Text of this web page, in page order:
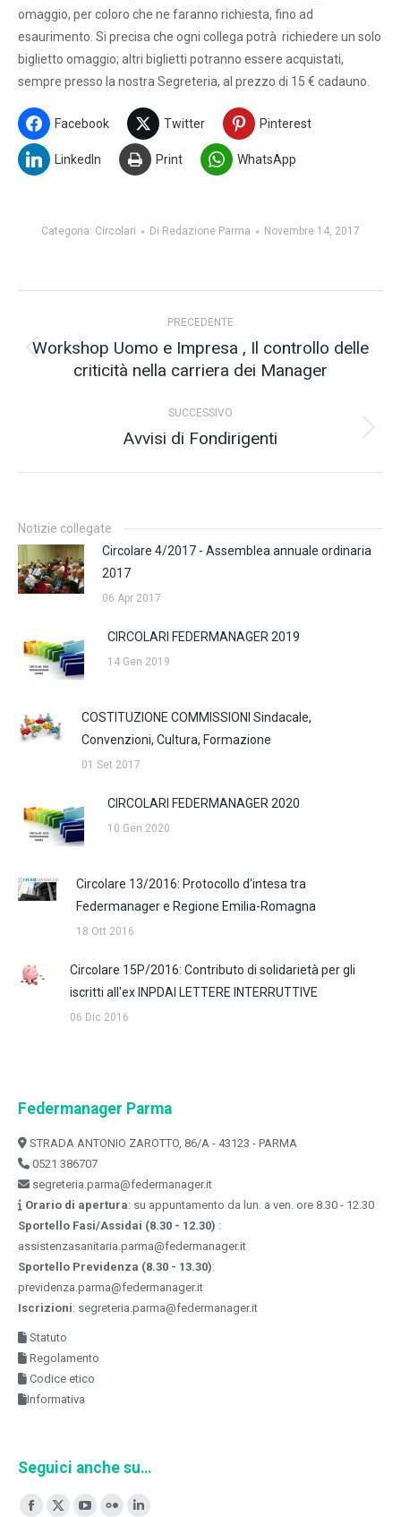
omaggio, per coloro che ne faranno richiesta, fino ad
esaurimento. Si precisa che ogni collega potrà richiedere un solo
biglietto omaggio; altri biglietti potranno essere acquistati,
sempre presso la nostra Segreteria, al prezzo di 15 € cadauno.
Facebook Twitter Pinterest
LinkedIn Print WhatsApp
Categoria: Circolari Di Redazione Parma Novembre 14, 2017
tra
PRECEDENTE
Post
precedente:
Workshop Uomo e Impresa , Il controllo delle
criticità nella carriera dei Manager
SUCCESSIVO
Prossimo
Avvisi di Fondirigenti
Notizie collegate
Circolare 4/2017 - Assemblea annuale ordinaria
2017
06 Apr 2017
CIRCOLARI FEDERMANAGER 2019
14 Gen 2019
COSTITUZIONE COMMISSIONI Sindacale,
Convenzioni, Cultura, Formazione
01 Set 2017
CIRCOLARI FEDERMANAGER 2020
10 Gen 2020
Circolare 13/2016: Protocollo d'intesa tra
Federmanager e Regione Emilia-Romagna
18 Ott 2016
Circolare 15P/2016: Contributo di solidarietà per gli
iscritti all'ex INPDAI LETTERE INTERRUTTIVE
06 Dic 2016
Federmanager Parma
STRADA ANTONIO ZAROTTO, 86/A - 43123 - PARMA
0521 386707
segreteria.parma@federmanager.it
Orario di apertura: su appuntamento da lun. a ven. ore 8.30 - 12.30
Sportello Fasi/Assidai (8.30 - 12.30) :
assistenzasanitaria.parma@federmanager.it
Sportello Previdenza (8.30 - 13.30):
previdenza.parma@federmanager.it
Iscrizioni: segreteria.parma@federmanager.it
Statuto
Regolamento
Codice etico
Informativa
Seguici anche su…
Ci puoi trovare su: